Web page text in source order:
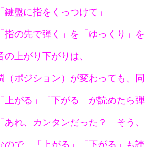
「鍵盤に指をくっつけて」
「指の先で弾く」を「ゆっくり」
の上がり下がりは、
（ポジション）が変わっても、同
「上がる」「下がる」が読めたら
「あれ、カンタンだった？」そう
ので、「上がる」「下がる」も読